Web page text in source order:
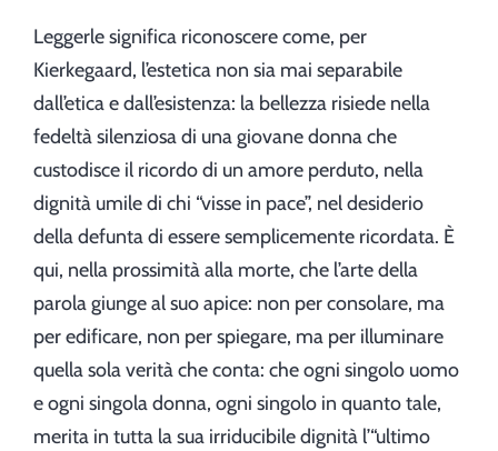
Leggerle significa riconoscere come, per
Kierkegaard, l’estetica non sia mai separabile
dall’etica e dall’esistenza: la bellezza risiede nella
fedeltà silenziosa di una giovane donna che
custodisce il ricordo di un amore perduto, nella
dignità umile di chi “visse in pace”, nel desiderio
della defunta di essere semplicemente ricordata. È
qui, nella prossimità alla morte, che l’arte della
parola giunge al suo apice: non per consolare, ma
per edificare, non per spiegare, ma per illuminare
quella sola verità che conta: che ogni singolo uomo
e ogni singola donna, ogni singolo in quanto tale,
merita in tutta la sua irriducibile dignità l’“ultimo